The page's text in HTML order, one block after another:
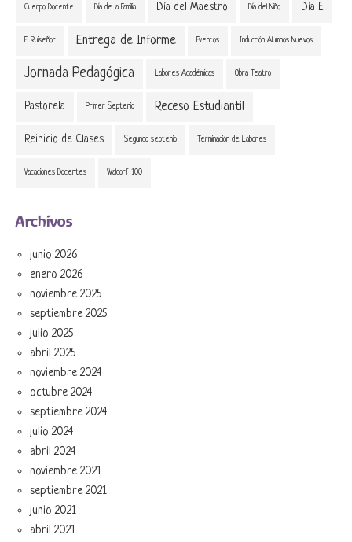
Cuerpo Docente Día de la Familia Día del Maestro Día del Niño Día E
El Ruiseñor Entrega de Informe Eventos Inducción Alumnos Nuevos
Jornada Pedagógica Labores Académicas Obra Teatro
Pastorela Primer Septenio Receso Estudiantil
Reinicio de Clases Segundo septenio Terminación de Labores
Vacaciones Docentes Waldorf 100
Archivos
junio 2026
enero 2026
noviembre 2025
septiembre 2025
julio 2025
abril 2025
noviembre 2024
octubre 2024
septiembre 2024
julio 2024
abril 2024
noviembre 2021
septiembre 2021
junio 2021
abril 2021